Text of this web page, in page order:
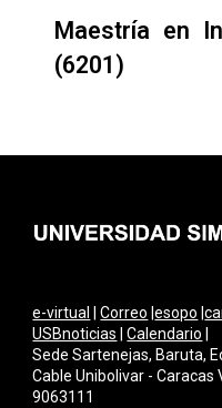
Maestría en
(6201)
e-virtual |Correo |esopo |
USBnoticias |Calendario
Sede Sartenejas, Baruta,
Cable Unibolivar -
9063111